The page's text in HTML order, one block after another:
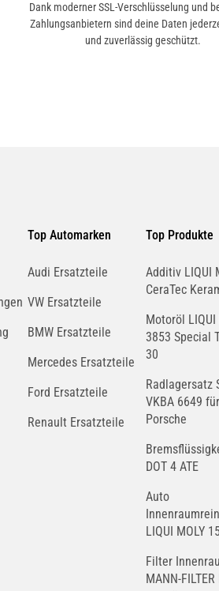
Dank moderner SSL-Verschlüsselung und
Zahlungsanbietern sind deine Daten
und zuverlässig geschützt.
Top Automarken
Audi Ersatzteile
VW Ersatzteile
BMW Ersatzteile
Mercedes Ersatzteile
Ford Ersatzteile
Renault Ersatzteile
Top Produkte
Additiv LIQUI
CeraTec
Motoröl LIQUI
3853 Special
30
Radlagersatz
VKBA 6649
Porsche
DOT 4 ATE
Auto
LIQUI MOLY
Filter
MANN-